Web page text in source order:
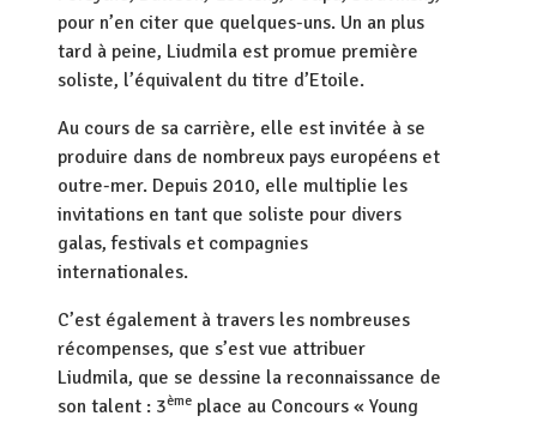
pour n’en citer que quelques-uns. Un an plus
tard à peine, Liudmila est promue première
soliste, l’équivalent du titre d’Etoile.
Au cours de sa carrière, elle est invitée à se
produire dans de nombreux pays européens et
outre-mer. Depuis 2010, elle multiplie les
invitations en tant que soliste pour divers
galas, festivals et compagnies
internationales.
C’est également à travers les nombreuses
récompenses, que s’est vue attribuer
Liudmila, que se dessine la reconnaissance de
son talent : 3ème place au Concours « Young